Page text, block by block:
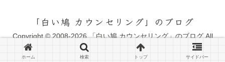
「白い鳩 カウンセリング」のブログ
Copyright © 2008-2026 「白い鳩 カウンセリング」のブログ All
Rights Reserved.
ホーム 検索 トップ サイドバー